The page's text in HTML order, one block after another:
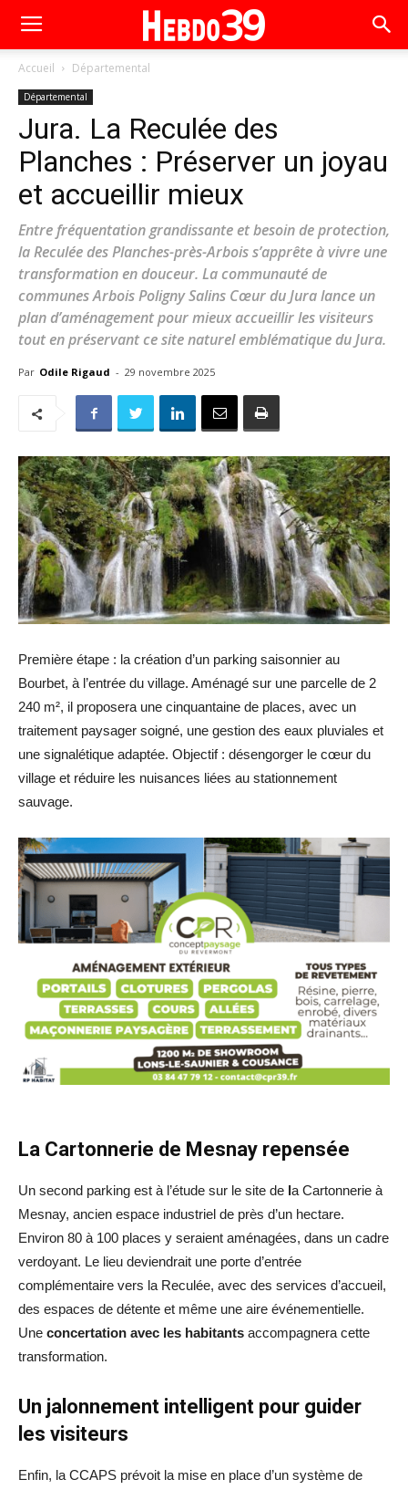
Accueil Départemental
Départemental
Jura. La Reculée des
Planches : Préserver un joyau
et accueillir mieux
Entre fréquentation grandissante et besoin de protection,
la Reculée des Planches-près-Arbois s’apprête à vivre une
transformation en douceur. La communauté de
communes Arbois Poligny Salins Cœur du Jura lance un
plan d’aménagement pour mieux accueillir les visiteurs
tout en préservant ce site naturel emblématique du Jura.
Par Odile Rigaud - 29 novembre 2025
Première étape : la création d’un parking saisonnier au
Bourbet, à l’entrée du village. Aménagé sur une parcelle de 2
240 m², il proposera une cinquantaine de places, avec un
traitement paysager soigné, une gestion des eaux pluviales et
une signalétique adaptée. Objectif : désengorger le cœur du
village et réduire les nuisances liées au stationnement
sauvage.
La Cartonnerie de Mesnay repensée
Un second parking est à l’étude sur le site de la Cartonnerie à
Mesnay, ancien espace industriel de près d’un hectare.
Environ 80 à 100 places y seraient aménagées, dans un cadre
verdoyant. Le lieu deviendrait une porte d’entrée
complémentaire vers la Reculée, avec des services d’accueil,
des espaces de détente et même une aire événementielle.
Une concertation avec les habitants accompagnera cette
transformation.
Un jalonnement intelligent pour guider
les visiteurs
Enfin, la CCAPS prévoit la mise en place d’un système de